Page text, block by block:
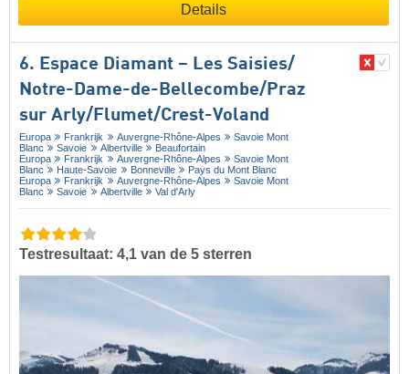
Details
6. Espace Diamant – Les Saisies/​
Notre-Dame-de-Bellecombe/​Praz
sur Arly/​Flumet/​Crest-Voland
Europa Frankrijk Auvergne-Rhône-Alpes
Savoie Mont
Blanc
Savoie Albertville
Beaufortain
Europa
Frankrijk Auvergne-Rhône-Alpes
Savoie Mont
Blanc
Haute-Savoie Bonneville
Pays du Mont Blanc
Europa
Frankrijk Auvergne-Rhône-Alpes
Savoie Mont
Blanc
Savoie Albertville Val d'Arly
Testresultaat: 4,1 van de 5 sterren